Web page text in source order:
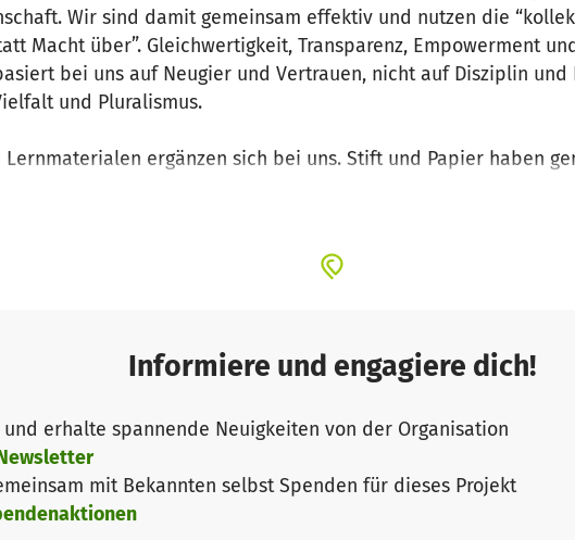
Wir sind damit gemeinsam effektiv und nutzen die
Macht über”. Gleichwertigkeit, Transparenz, Empowerment
bei uns auf Neugier und Vertrauen, nicht auf Disziplin und
und Pluralismus.
ergänzen sich bei uns. Stift und Papier haben
FuXs alltagsintegriert und in allen Fächern statt.
unserer Schule dazu. Es bietet Bewegungsräume mit einem
Ballsportarten. Im Sinne der Nachhaltigkeit möchten wir
nutzbaren Sport- und Spielgeräten ausstatten. Für eine
einen Snack an der frischen Luft bietet unser Außengelände
SchülerInnen.
und Engagement arbeiten wir daran, unsere Vision von der
Informiere und engagiere dich!
und erhalte spannende Neuigkeiten von der Organisation
mit Bekannten selbst Spenden für dieses Projekt